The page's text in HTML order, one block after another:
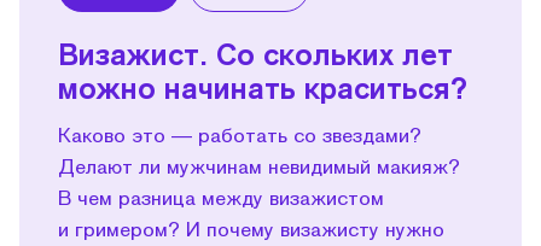
Визажист. Со скольких лет
можно начинать краситься?
Каково это — работать со звездами?
Делают ли мужчинам невидимый макияж?
В чем разница между визажистом
и гримером? И почему визажисту нужно